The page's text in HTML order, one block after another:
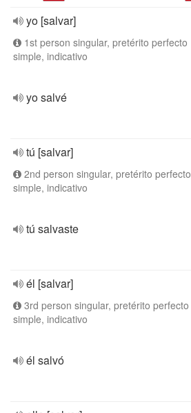
yo [salvar]
1st person singular, pretérito perfecto
simple, indicativo
yo salvé
tú [salvar]
2nd person singular, pretérito perfecto
simple, indicativo
tú salvaste
él [salvar]
3rd person singular, pretérito perfecto
simple, indicativo
él salvó